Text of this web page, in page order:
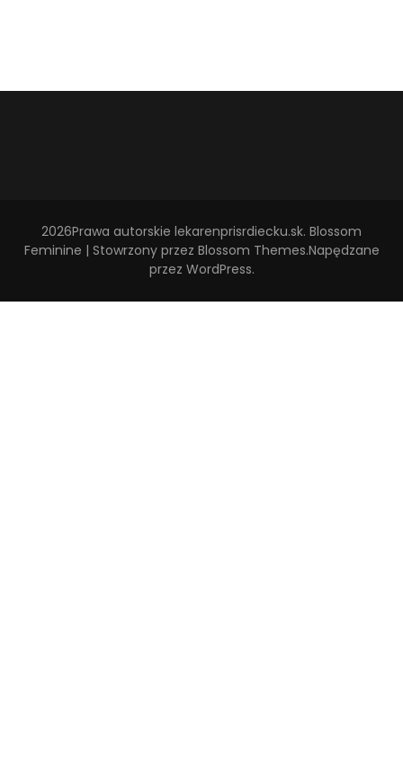
2026Prawa autorskie lekarenprisrdiecku.sk. Blossom
Feminine | Stowrzony przez Blossom Themes.Napędzane
przez WordPress.